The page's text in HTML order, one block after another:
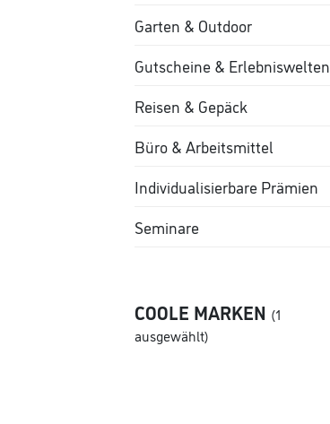
Garten & Outdoor
Gutscheine & Erlebniswelten
Reisen & Gepäck
Büro & Arbeitsmittel
Individualisierbare Prämien
Seminare
COOLE MARKEN (1
ausgewählt)